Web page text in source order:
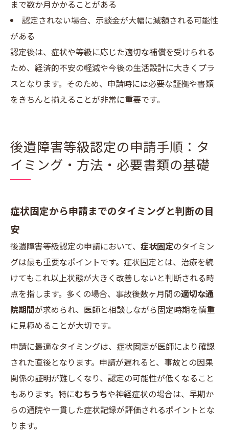
まで数か月かかることがある
認定されない場合、示談金が大幅に減額される可能性
がある
認定後は、症状や等級に応じた適切な補償を受けられる
ため、経済的不安の軽減や今後の生活設計に大きくプラ
スとなります。そのため、申請時には必要な証拠や書類
をきちんと揃えることが非常に重要です。
後遺障害等級認定の申請手順：タ
イミング・方法・必要書類の基礎
症状固定から申請までのタイミングと判断の目
安
後遺障害等級認定の申請において、 症状固定のタイミン
グは最も重要なポイントです。症状固定とは、治療を続
けてもこれ以上状態が大きく改善しないと判断される時
点を指します。多くの場合、事故後数ヶ月間の適切な通
院期間が求められ、医師と相談しながら固定時期を慎重
に見極めることが大切です。
申請に最適なタイミングは、症状固定が医師により確認
された直後となります。申請が遅れると、事故との因果
関係の証明が難しくなり、認定の可能性が低くなること
もあります。特にむちうちや神経症状の場合は、早期か
らの通院や一貫した症状記録が評価されるポイントとな
ります。